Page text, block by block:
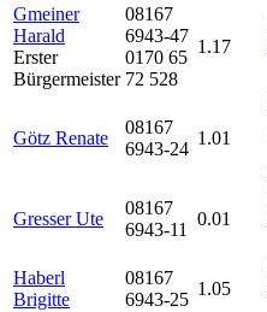
Gmeiner
Harald
Erster
Bürgermeister
08167
6943-47
0170 65
72 528
1.17
Götz Renate
08167
6943-24
1.01
Gresser Ute
08167
6943-11
0.01
Haberl
Brigitte
08167
6943-25
1.05